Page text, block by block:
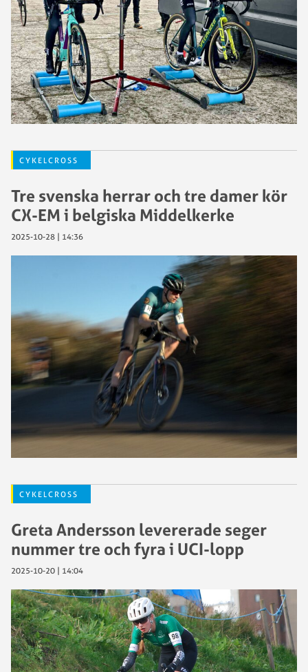
CYKELCROSS
Tre svenska herrar och tre damer kör
CX-EM i belgiska Middelkerke
2025-10-28 | 14:36
CYKELCROSS
Greta Andersson levererade seger
nummer tre och fyra i UCI-lopp
2025-10-20 | 14:04